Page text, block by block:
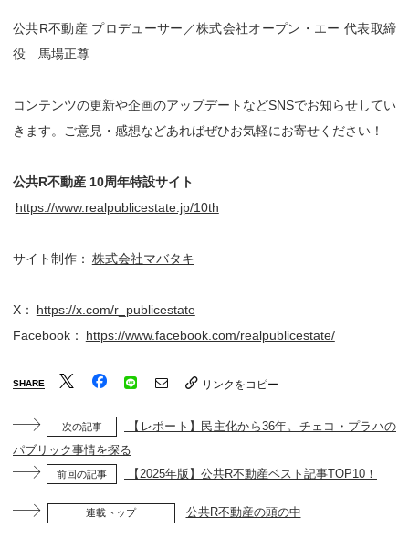
公共R不動産 プロデューサー／株式会社オープン・エー 代表取締
役 馬場正尊
コンテンツの更新や企画のアップデートなどSNSでお知らせしてい
きます。ご意見・感想などあればぜひお気軽にお寄せください！
公共R不動産 10周年特設サイト
https://www.realpublicestate.jp/10th
サイト制作： 株式会社マバタキ
X：
https://x.com/r_publicestate
Facebook：
https://www.facebook.com/realpublicestate/
SHARE リンクをコピー
次の記事
【レポート】民主化から36年。チェコ・プラハの
パブリック事情を探る
前回の記事 【2025年版】公共R不動産ベスト記事TOP10！
連載トップ 公共R不動産の頭の中